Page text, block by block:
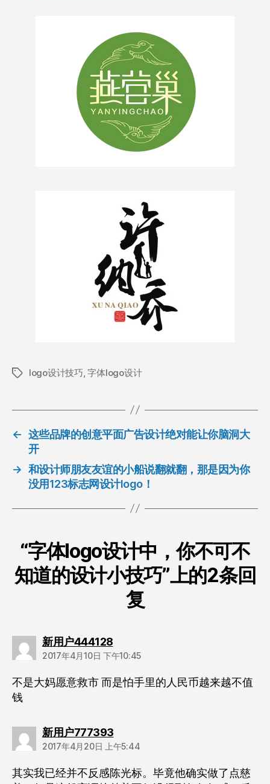
标
logo设计技巧,字体logo设计
← 这些品牌的创意平面广告设计绝对能让你脑洞大
开
→ 和设计师朋友友谊的小船说翻就翻，那是因为你
没用123标志网设计logo！
“字体logo设计中，你不可不
知道的设计小技巧”上的2条回
复
新用户444128说：
2017年4月10日 下午10:45
不是大妈愿意救市 而是怕手里的人民币越来越不值
钱
新用户777393说：
2017年4月20日 上午5:44
其实我已经并不反感陈光标。毕竟他确实做了点慈